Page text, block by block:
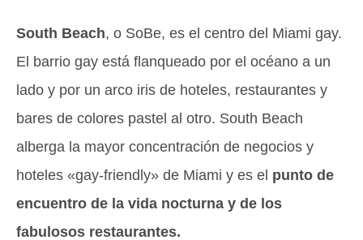
South Beach, o SoBe, es el centro del Miami gay.
El barrio gay está flanqueado por el océano a un
lado y por un arco iris de hoteles, restaurantes y
bares de colores pastel al otro. South Beach
alberga la mayor concentración de negocios y
hoteles «gay-friendly» de Miami y es el punto de
encuentro de la vida nocturna y de los
fabulosos restaurantes.